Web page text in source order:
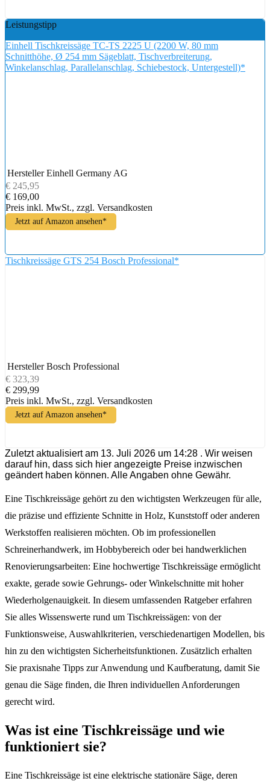
Leistungstipp
Einhell Tischkreissäge TC-TS 2225 U (2200 W, 80 mm
Schnitthöhe, Ø 254 mm Sägeblatt, Tischverbreiterung,
Winkelanschlag, Parallelanschlag, Schiebestock, Untergestell)*
Hersteller Einhell Germany AG
€ 245,95
€ 169,00
Preis inkl. MwSt., zzgl. Versandkosten
Jetzt auf Amazon ansehen*
Tischkreissäge GTS 254 Bosch Professional*
Hersteller Bosch Professional
€ 323,39
€ 299,99
Preis inkl. MwSt., zzgl. Versandkosten
Jetzt auf Amazon ansehen*
Zuletzt aktualisiert am 13. Juli 2026 um 14:28 . Wir weisen
darauf hin, dass sich hier angezeigte Preise inzwischen
geändert haben können. Alle Angaben ohne Gewähr.
Eine Tischkreissäge gehört zu den wichtigsten Werkzeugen für alle,
die präzise und effiziente Schnitte in Holz, Kunststoff oder anderen
Werkstoffen realisieren möchten. Ob im professionellen
Schreinerhandwerk, im Hobbybereich oder bei handwerklichen
Renovierungsarbeiten: Eine hochwertige Tischkreissäge ermöglicht
exakte, gerade sowie Gehrungs- oder Winkelschnitte mit hoher
Wiederholgenauigkeit. In diesem umfassenden Ratgeber erfahren
Sie alles Wissenswerte rund um Tischkreissägen: von der
Funktionsweise, Auswahlkriterien, verschiedenartigen Modellen, bis
hin zu den wichtigsten Sicherheitsfunktionen. Zusätzlich erhalten
Sie praxisnahe Tipps zur Anwendung und Kaufberatung, damit Sie
genau die Säge finden, die Ihren individuellen Anforderungen
gerecht wird.
Was ist eine Tischkreissäge und wie
funktioniert sie?
Eine Tischkreissäge ist eine elektrische stationäre Säge, deren